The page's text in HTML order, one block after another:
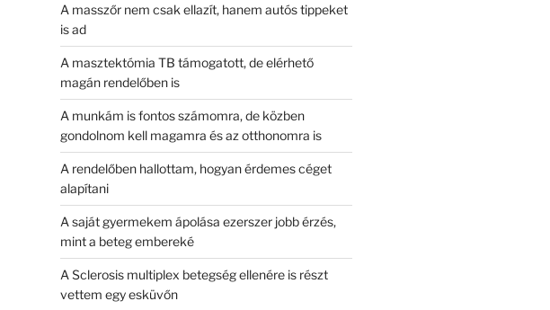
A masszőr nem csak ellazít, hanem autós tippeket
is ad
A masztektómia TB támogatott, de elérhető
magán rendelőben is
A munkám is fontos számomra, de közben
gondolnom kell magamra és az otthonomra is
A rendelőben hallottam, hogyan érdemes céget
alapítani
A saját gyermekem ápolása ezerszer jobb érzés,
mint a beteg embereké
A Sclerosis multiplex betegség ellenére is részt
vettem egy esküvőn